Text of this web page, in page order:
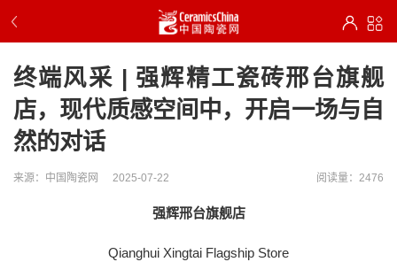
终端风采 | 强辉精工瓷砖邢台旗舰
店，现代质感空间中，开启一场与自
然的对话
来源：中国陶瓷网 2025-07-22 阅读量：2476
强辉邢台旗舰店
Qianghui Xingtai Flagship Store